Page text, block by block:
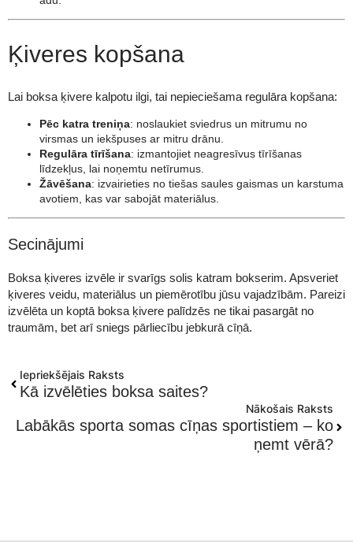
Ķiveres kopšana
Lai boksa ķivere kalpotu ilgi, tai nepieciešama regulāra kopšana:
Pēc katra treniņa: noslaukiet sviedrus un mitrumu no
virsmas un iekšpuses ar mitru drānu.
Regulāra tīrīšana: izmantojiet neagresīvus tīrīšanas
līdzekļus, lai noņemtu netīrumus.
Žāvēšana: izvairieties no tiešas saules gaismas un karstuma
avotiem, kas var sabojāt materiālus.
Secinājumi
Boksa ķiveres izvēle ir svarīgs solis katram bokserim. Apsveriet
ķiveres veidu, materiālus un piemērotību jūsu vajadzībām. Pareizi
izvēlēta un koptā boksa ķivere palīdzēs ne tikai pasargāt no
traumām, bet arī sniegs pārliecību jebkurā cīņā.
Iepriekšējais Raksts
Kā izvēlēties boksa saites?
Nākošais Raksts
Labākās sporta somas cīņas sportistiem – ko
ņemt vērā?